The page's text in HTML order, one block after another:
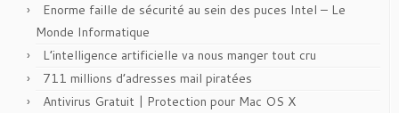
Enorme faille de sécurité au sein des puces Intel – Le
Monde Informatique
L’intelligence artificielle va nous manger tout cru
711 millions d’adresses mail piratées
Antivirus Gratuit | Protection pour Mac OS X